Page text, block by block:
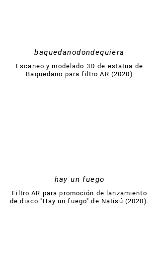
baquedanodondequiera
Escaneo y modelado 3D de estatua de
Baquedano para filtro AR (2020)
hay un fuego
Filtro AR para promoción de lanzamiento
de disco "Hay un fuego" de Natisú (2020).